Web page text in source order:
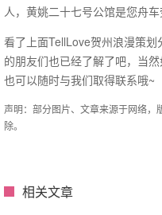
人，黄姚二十七号公馆是您舟车
看了上面TellLove贺州浪漫策
的朋友们也已经了解了吧，当
也可以随时与我们取得联系哦~
声明：部分图片、文章来源于网络
除。
相关文章